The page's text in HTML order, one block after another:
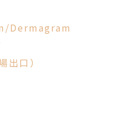
Dermagram
出口）